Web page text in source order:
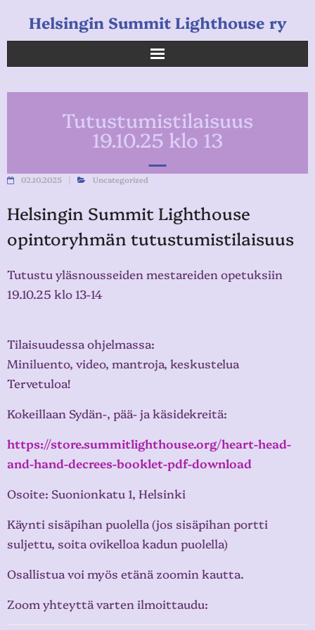
Helsingin Summit Lighthouse ry
Opetukset
Linkkejä
Tutustumistilaisuus
19.10.25 klo 13
02.10.2025 Uncategorized
Helsingin Summit Lighthouse
opintoryhmän tutustumistilaisuus
Tutustu yläsnousseiden mestareiden opetuksiin
19.10.25 klo 13-14
Tilaisuudessa ohjelmassa:
Miniluento, video, mantroja, keskustelua
Tervetuloa!
Kokeillaan Sydän-, pää- ja käsidekreitä:
https://store.summitlighthouse.org/heart-head-
and-hand-decrees-booklet-pdf-download
Osoite: Suonionkatu 1, Helsinki
Käynti sisäpihan puolella (jos sisäpihan portti
suljettu, soita ovikelloa kadun puolella)
Osallistua voi myös etänä zoomin kautta.
Zoom yhteyttä varten ilmoittaudu: